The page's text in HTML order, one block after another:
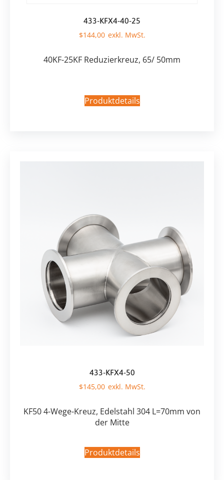
433-KFX4-40-25
$144,00
40KF-25KF Reduzierkreuz, 65/ 50mm
Produktdetails
433-KFX4-50
$145,00
KF50 4-Wege-Kreuz, Edelstahl 304 L=70mm von
der Mitte
Produktdetails